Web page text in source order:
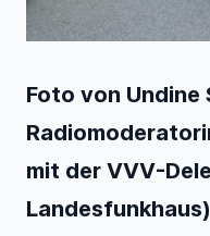
Foto von Undine
mit der VVV-
Landesfunkhaus)